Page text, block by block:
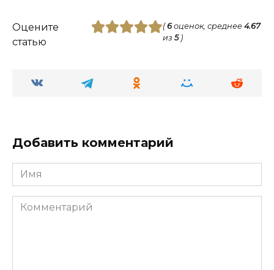
Оцените
статью
(6оценок, среднее 4.67
из 5)
Добавить комментарий
Имя
Комментарий